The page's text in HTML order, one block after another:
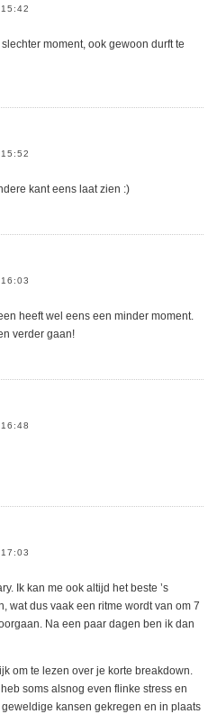
moment, ook gewoon durft te
kant eens laat zien :)
heeft wel eens een minder moment.
verder gaan!
Ik kan me ook altijd het beste ’s
wat dus vaak een ritme wordt van om 7
Na een paar dagen ben ik dan
om te lezen over je korte breakdown.
soms alsnog even flinke stress en
kansen gekregen en in plaats